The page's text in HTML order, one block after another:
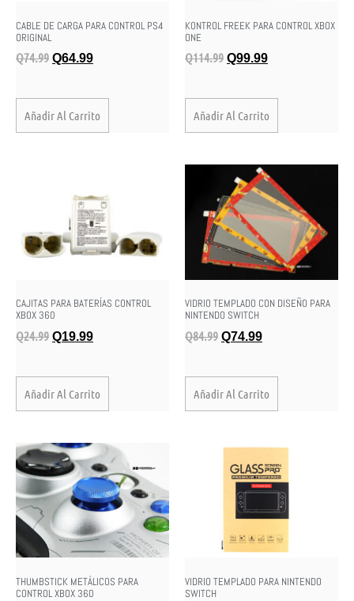
CABLE DE CARGA PARA CONTROL PS4
ORIGINAL
Q74.99 Q64.99
Añadir Al Carrito
KONTROL FREEK PARA CONTROL XBOX
ONE
Q114.99 Q99.99
Añadir Al Carrito
CAJITAS PARA BATERÍAS CONTROL
XBOX 360
Q24.99 Q19.99
Añadir Al Carrito
VIDRIO TEMPLADO CON DISEÑO PARA
NINTENDO SWITCH
Q84.99 Q74.99
Añadir Al Carrito
THUMBSTICK METÁLICOS PARA
CONTROL XBOX 360
VIDRIO TEMPLADO PARA NINTENDO
SWITCH